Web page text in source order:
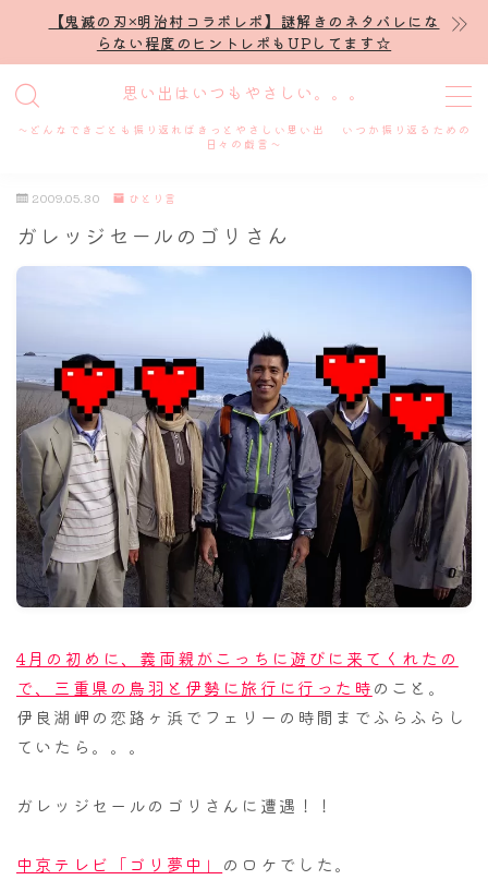
【鬼滅の刃×明治村コラボレポ】謎解きのネタバレにな
らない程度のヒントレポもUPしてます☆
思い出はいつもやさしい。。。
～どんなできごとも振り返ればきっとやさしい思い出 いつか振り返るための
日々の戯言～
MENU
プロフィール
謎解き
舞台・ライブ
名古屋
ナナちゃん人形
2009.05.30 ひとり言
ガレッジセールのゴリさん
4月の初めに、義両親がこっちに遊びに来てくれたの
で、三重県の鳥羽と伊勢に旅行に行った時のこと。
伊良湖岬の恋路ヶ浜でフェリーの時間までふらふらし
ていたら。。。
ガレッジセールのゴリさんに遭遇！！
中京テレビ「ゴリ夢中」 のロケでした。